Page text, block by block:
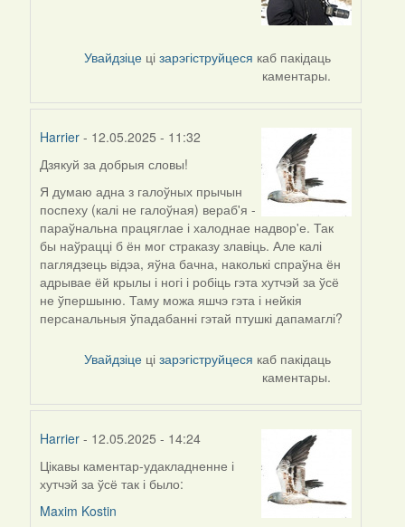
Увайдзіце цізарэгіструйцеся каб пакідаць
каментары.
Harrier - 12.05.2025 - 11:32
Дзякуй за добрыя словы!
Я думаю адна з галоўных прычын
поспеху (калі не галоўная) вераб'я -
параўнальна працяглае і халоднае надвор'е. Так
бы наўрацці б ён мог страказу злавіць. Але калі
паглядзець відэа, яўна бачна, наколькі спраўна ён
адрывае ёй крылы і ногі і робіць гэта хутчэй за ўсё
не ўпершыню. Таму можа яшчэ гэта і нейкія
персанальныя ўпадабанні гэтай птушкі дапамаглі?
Увайдзіце цізарэгіструйцеся каб пакідаць
каментары.
Harrier - 12.05.2025 - 14:24
Цікавы каментар-удакладненне і
хутчэй за ўсё так і было:
Maxim Kostin